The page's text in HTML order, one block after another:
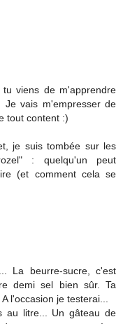
viens de m'apprendre
vais m'empresser de
tout content :)
je suis tombée sur les
: quelqu'un peut
(et comment cela se
La beurre-sucre, c'est
demi sel bien sûr. Ta
l'occasion je testerai...
au litre... Un gâteau de